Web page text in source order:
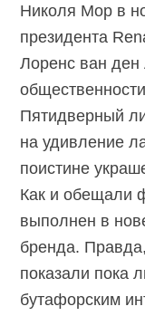
Николя Мор в
президента
Лоренс ван ден
Пятидверный
на удивление
поистине
Как и обещали
выполнен в
бренда.
показали пока
бутафорским